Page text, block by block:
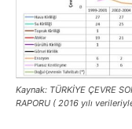
Kaynak: TÜRKİYE ÇEVRE
RAPORU ( 2016 yılı